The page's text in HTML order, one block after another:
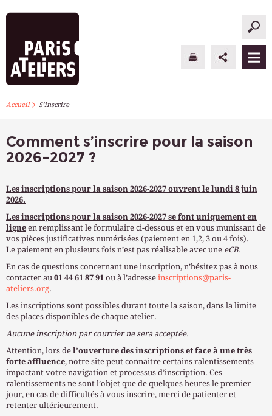
ATELIERS À L’ANNÉE
STAGES PONCTUELS
INFOS PRATIQUES
S’INSCRIRE
Accueil> S’inscrire
Comment s’inscrire pour la saison
2026-2027 ?
Les inscriptions pour la saison 2026-2027 ouvrent le lundi 8 juin
2026.
Les inscriptions pour la saison 2026-2027 se font uniquement en
ligne en remplissant le formulaire ci-dessous et en vous munissant de
vos pièces justificatives numérisées (paiement en 1,2, 3 ou 4 fois).
Le paiement en plusieurs fois n’est pas réalisable avec une eCB.
En cas de questions concernant une inscription, n’hésitez pas à nous
contacter au 01 44 61 87 91 ou à l’adresse inscriptions@paris-
ateliers.org.
Les inscriptions sont possibles durant toute la saison, dans la limite
des places disponibles de chaque atelier.
Aucune inscription par courrier ne sera acceptée.
Attention, lors de l’ouverture des inscriptions et face à une très
forte affluence, notre site peut connaitre certains ralentissements
impactant votre navigation et processus d’inscription. Ces
ralentissements ne sont l’objet que de quelques heures le premier
jour, en cas de difficultés à vous inscrire, merci de patienter et
retenter ultérieurement.